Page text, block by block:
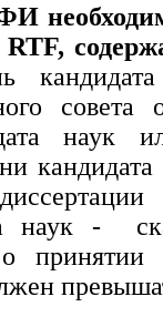
наук
наук -
о принятии